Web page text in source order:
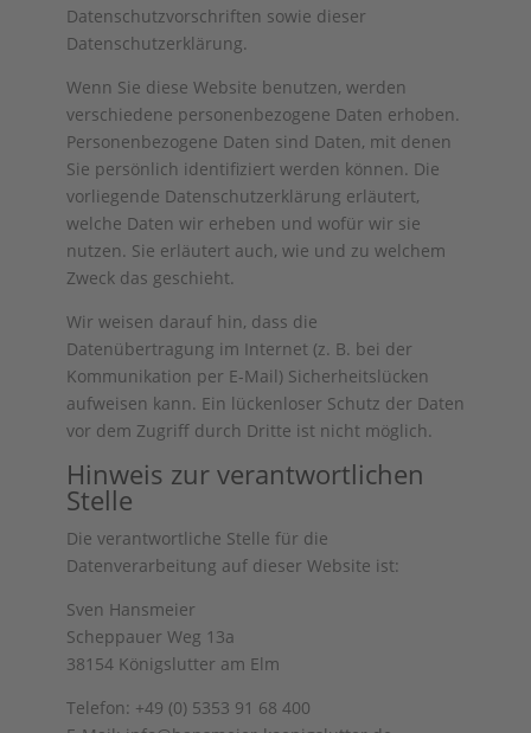
Datenschutzvorschriften sowie dieser
Datenschutzerklärung.
Wenn Sie diese Website benutzen, werden
verschiedene personenbezogene Daten erhoben.
Personenbezogene Daten sind Daten, mit denen
Sie persönlich identifiziert werden können. Die
vorliegende Datenschutzerklärung erläutert,
welche Daten wir erheben und wofür wir sie
nutzen. Sie erläutert auch, wie und zu welchem
Zweck das geschieht.
Wir weisen darauf hin, dass die
Datenübertragung im Internet (z. B. bei der
Kommunikation per E-Mail) Sicherheitslücken
aufweisen kann. Ein lückenloser Schutz der Daten
vor dem Zugriff durch Dritte ist nicht möglich.
Hinweis zur verantwortlichen
Stelle
Die verantwortliche Stelle für die
Datenverarbeitung auf dieser Website ist:
Sven Hansmeier
Scheppauer Weg 13a
38154 Königslutter am Elm
Telefon: +49 (0) 5353 91 68 400